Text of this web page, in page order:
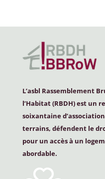
L’asbl Rassemblement
l’Habitat (RBDH) est un
soixantaine
terrains, défendent le
pour un accès à un
abordable.